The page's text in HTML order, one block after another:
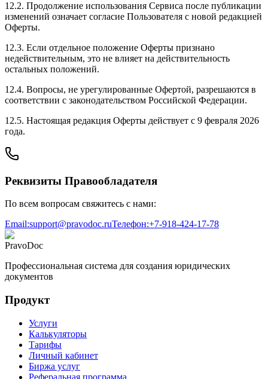
12.2. Продолжение использования Сервиса после публикации
изменений означает согласие Пользователя с новой редакцией
Оферты.
12.3. Если отдельное положение Оферты признано
недействительным, это не влияет на действительность
остальных положений.
12.4. Вопросы, не урегулированные Офертой, разрешаются в
соответствии с законодательством Российской Федерации.
12.5. Настоящая редакция Оферты действует с 9 февраля 2026
года.
Реквизиты Правообладателя
По всем вопросам свяжитесь с нами:
Email:support@pravodoc.ruТелефон:+7-918-424-17-78
PravoDoc
Профессиональная система для создания юридических
документов
Продукт
Услуги
Калькуляторы
Тарифы
Личный кабинет
Биржа услуг
Реферальная программа